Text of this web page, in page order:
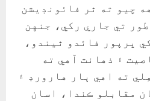
چيو ته ٿر فائونڊيشن
تي جاري رکي، جنهن
ڀرپور فائدو ٿيندو،
۽ ذهانت آهي ته
ته اهي ٻار هارورڊ ۽
مقابلو ڪندا، اسان